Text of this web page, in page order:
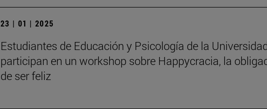
23 | 01 | 2025
Estudiantes de Educación y Psicología de la
participan en un workshop sobre Happycracia, la
de ser feliz